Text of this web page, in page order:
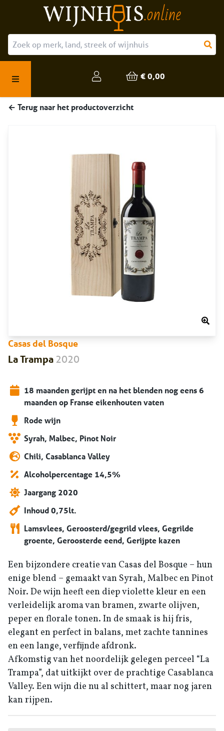
€ 0,00
Onze producten
Veelgestelde vragen
← Terug naar het productoverzicht
Casas del Bosque
La Trampa 2020
18 maanden gerijpt en na het blenden nog eens 6
maanden op Franse eikenhouten vaten
Rode wijn
Syrah, Malbec, Pinot Noir
Chili, Casablanca Valley
Alcoholpercentage 14,5%
Jaargang 2020
Inhoud 0,75lt.
Lamsvlees, Geroosterd/gegrild vlees, Gegrilde
groente, Geroosterde eend, Gerijpte kazen
Een bijzondere creatie van Casas del Bosque – hun
enige blend – gemaakt van Syrah, Malbec en Pinot
Noir. De wijn heeft een diep violette kleur en een
verleidelijk aroma van bramen, zwarte olijven,
peper en florale tonen. In de smaak is hij fris,
elegant en perfect in balans, met zachte tannines
en een lange, verfijnde afdronk.
Afkomstig van het noordelijk gelegen perceel “La
Trampa”, dat uitkijkt over de prachtige Casablanca
Valley. Een wijn die nu al schittert, maar nog jaren
kan rijpen.